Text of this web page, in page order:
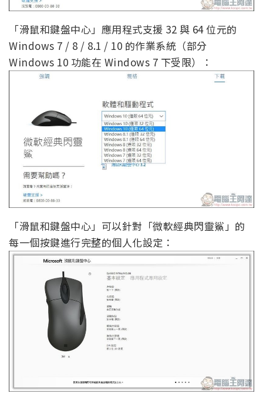
「滑鼠和鍵盤中心」應用程式支援 32 與 64 位元的
Windows 7 / 8 / 8.1 / 10 的作業系統（部分
Windows 10 功能在 Windows 7 下受限）：
「滑鼠和鍵盤中心」可以針對「微軟經典閃靈鯊」的
每一個按鍵進行完整的個人化設定：